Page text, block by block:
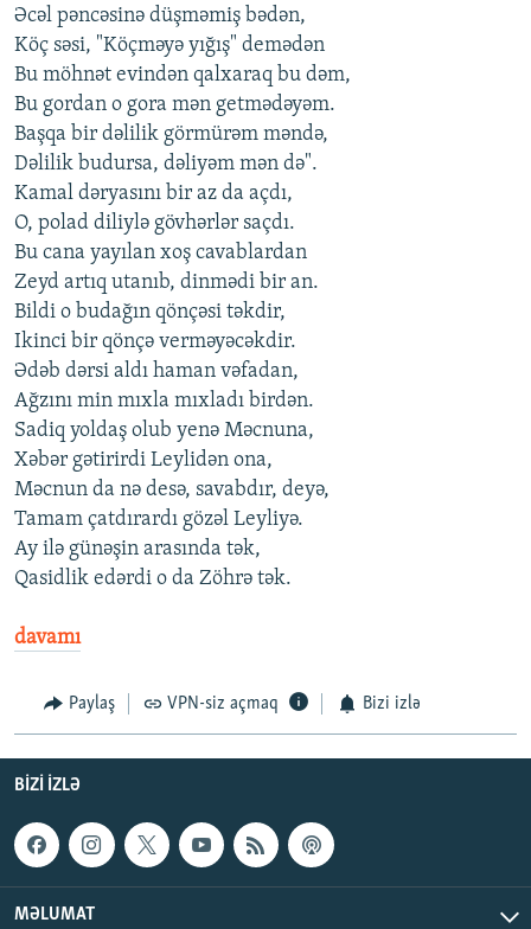
Əcəl pəncəsinə düşməmiş bədən,
Köç səsi, "Köçməyə yığış" demədən
Bu möhnət evindən qalxaraq bu dəm,
Bu gordan o gora mən getmədəyəm.
Başqa bir dəlilik görmürəm məndə,
Dəlilik budursa, dəliyəm mən də".
Kamal dəryasını bir az da açdı,
O, polad diliylə gövhərlər saçdı.
Bu cana yayılan xoş cavablardan
Zeyd artıq utanıb, dinmədi bir an.
Bildi o budağın qönçəsi təkdir,
Ikinci bir qönçə verməyəcəkdir.
Ədəb dərsi aldı haman vəfadan,
Ağzını min mıxla mıxladı birdən.
Sadiq yoldaş olub yenə Məcnuna,
Xəbər gətirirdi Leylidən ona,
Məcnun da nə desə, savabdır, deyə,
Tamam çatdırardı gözəl Leyliyə.
Ay ilə günəşin arasında tək,
Qasidlik edərdi o da Zöhrə tək.
davamı
Paylaş VPN-siz açmaq Bizi izlə
BIZI IZLƏ
MƏLUMAT